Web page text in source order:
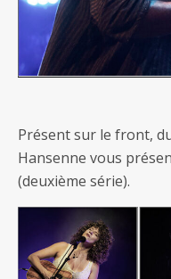
Présent sur le front,
Hansenne vous
(deuxième série).